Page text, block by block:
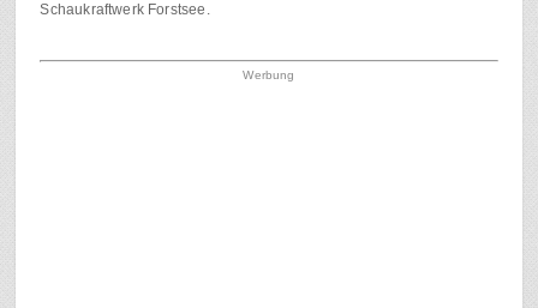
Schaukraftwerk Forstsee.
Werbung